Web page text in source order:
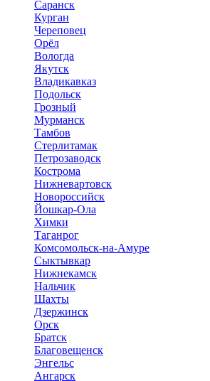
Саранск
Курган
Череповец
Орёл
Вологда
Якутск
Владикавказ
Подольск
Грозный
Мурманск
Тамбов
Стерлитамак
Петрозаводск
Кострома
Нижневартовск
Новороссийск
Йошкар-Ола
Химки
Таганрог
Комсомольск-на-Амуре
Сыктывкар
Нижнекамск
Нальчик
Шахты
Дзержинск
Орск
Братск
Благовещенск
Энгельс
Ангарск